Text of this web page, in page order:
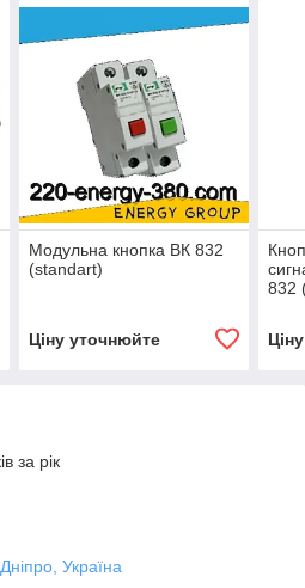
Модульна кнопка ВК 832
(standart)
Ціну уточнюйте
832
за рік
Україна